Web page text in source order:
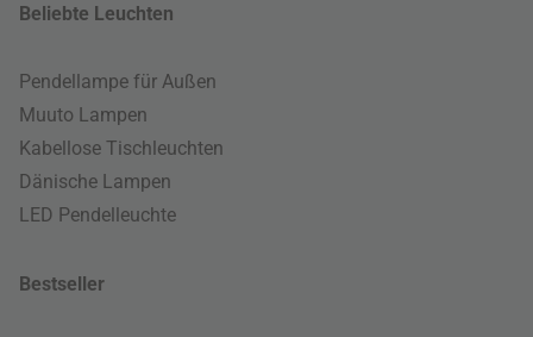
Beliebte Leuchten
Pendellampe für Außen
Muuto Lampen
Kabellose Tischleuchten
Dänische Lampen
LED Pendelleuchte
Bestseller